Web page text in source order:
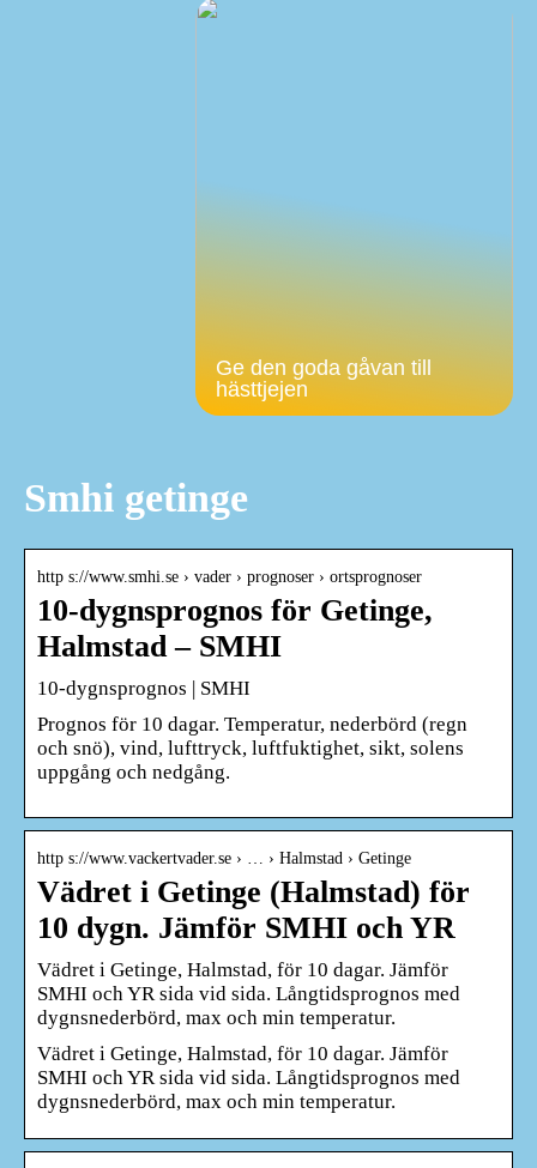
Ge den goda gåvan till
hästtjejen
Smhi getinge
http s://www.smhi.se › vader › prognoser › ortsprognoser
10-dygnsprognos för Getinge,
Halmstad – SMHI
10-dygnsprognos | SMHI
Prognos för 10 dagar. Temperatur, nederbörd (regn
och snö), vind, lufttryck, luftfuktighet, sikt, solens
uppgång och nedgång.
http s://www.vackertvader.se › … › Halmstad › Getinge
Vädret i Getinge (Halmstad) för
10 dygn. Jämför SMHI och YR
Vädret i Getinge, Halmstad, för 10 dagar. Jämför
SMHI och YR sida vid sida. Långtidsprognos med
dygnsnederbörd, max och min temperatur.
Vädret i Getinge, Halmstad, för 10 dagar. Jämför
SMHI och YR sida vid sida. Långtidsprognos med
dygnsnederbörd, max och min temperatur.